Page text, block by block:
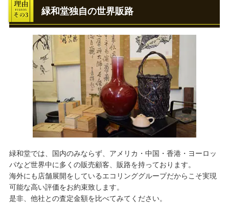
緑和堂独自の世界販路
緑和堂では、国内のみならず、アメリカ・中国・香港・ヨーロッ
パなど世界中に多くの販売顧客、販路を持っております。
海外にも店舗展開をしているエコリンググループだからこそ実現
可能な高い評価をお約束致します。
是非、他社との査定金額を比べてみてください。